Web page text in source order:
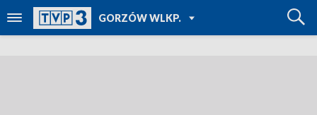
GORZÓW WLKP.
TVP REGIONY